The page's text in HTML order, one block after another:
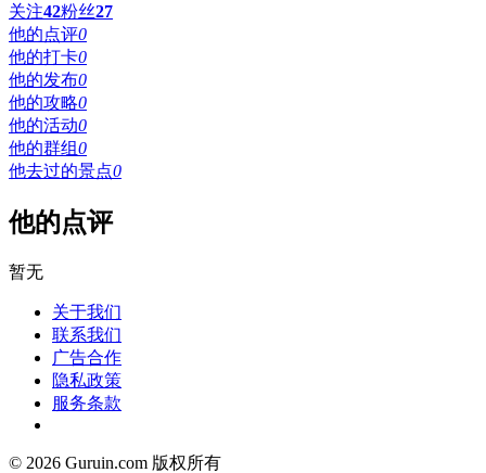
关注42粉丝27
他的点评0
他的打卡0
他的发布0
他的攻略0
他的活动0
他的群组0
他去过的景点0
他的点评
暂无
关于我们
联系我们
广告合作
隐私政策
服务条款
© 2026 Guruin.com 版权所有